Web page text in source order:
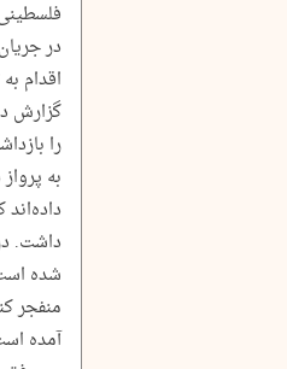
در
اقدام
گزارش
را
به
داشت.
شده
منفجر
آمده